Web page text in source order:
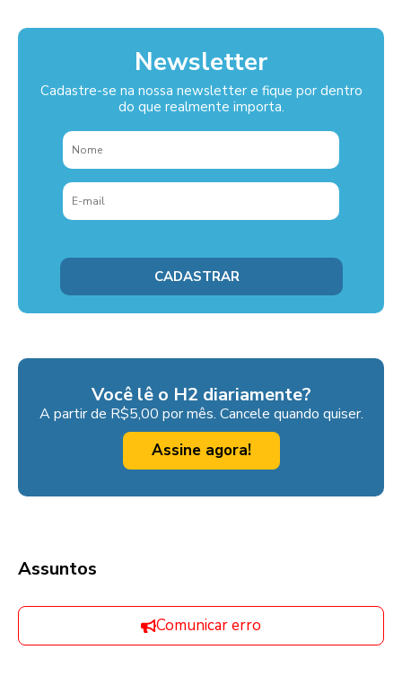
Newsletter
Cadastre-se na nossa newsletter e fique por dentro
do que realmente importa.
Você lê o H2 diariamente?
A partir de R$5,00 por mês. Cancele quando quiser.
Assine agora!
Assuntos
Comunicar erro